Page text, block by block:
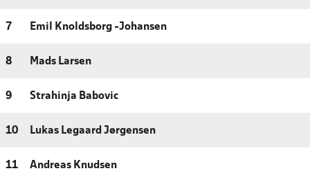
7 Emil Knoldsborg -Johansen
8 Mads Larsen
9 Strahinja Babovic
10 Lukas Legaard Jørgensen
11 Andreas Knudsen